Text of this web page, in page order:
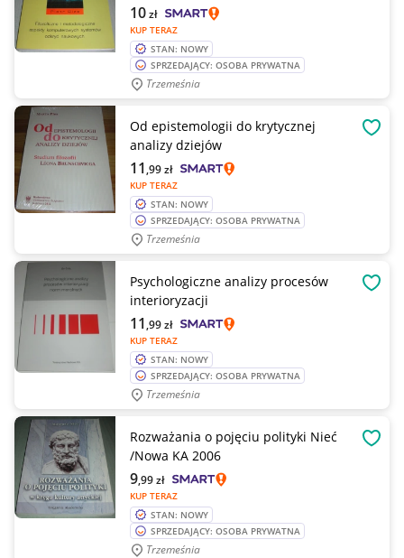
KUP TERAZ
10zł
STAN: NOWY
SPRZEDAJĄCY: OSOBA PRYWATNA
Trzemeśnia
Od epistemologii do krytycznej
analizy dziejów
KUP TERAZ
11,99zł
STAN: NOWY
SPRZEDAJĄCY: OSOBA PRYWATNA
Trzemeśnia
Psychologiczne analizy procesów
interioryzacji
KUP TERAZ
11,99zł
STAN: NOWY
SPRZEDAJĄCY: OSOBA PRYWATNA
Trzemeśnia
Rozważania o pojęciu polityki Nieć
/Nowa KA 2006
KUP TERAZ
9,99zł
STAN: NOWY
SPRZEDAJĄCY: OSOBA PRYWATNA
Trzemeśnia